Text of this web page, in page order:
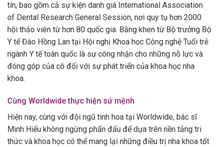
tín, bao gồm cả sự kiện danh giá International Association
of Dental Research General Session, nơi quy tụ hơn 2000
hội thảo viên từ hơn 80 quốc gia. Bằng khen từ Bộ trưởng Bộ
Y tế Đào Hồng Lan tại Hội nghị Khoa học Công nghệ Tuổi trẻ
ngành Y tế toàn quốc là sự công nhận cho những nỗ lực và
đóng góp của cô đối với sự phát triển của khoa học nha
khoa.
Cùng Worldwide thực hiện sứ mệnh
Hiện nay, cùng với đội ngũ tinh hoa tại Worldwide, bác sĩ
Minh Hiếu không ngừng phấn đấu để dựa trên nền tảng tri
thức và khoa học có thể mang lại những điều trị nha khoa tốt